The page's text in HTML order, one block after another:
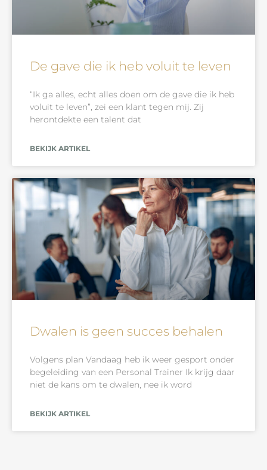
De gave die ik heb voluit te leven
“Ik ga alles, echt alles doen om de gave die ik heb
voluit te leven”, zei een klant tegen mij. Zij
herontdekte een talent dat
BEKIJK ARTIKEL
Dwalen is geen succes behalen
Volgens plan Vandaag heb ik weer gesport onder
begeleiding van een Personal Trainer Ik krijg daar
niet de kans om te dwalen, nee ik word
BEKIJK ARTIKEL